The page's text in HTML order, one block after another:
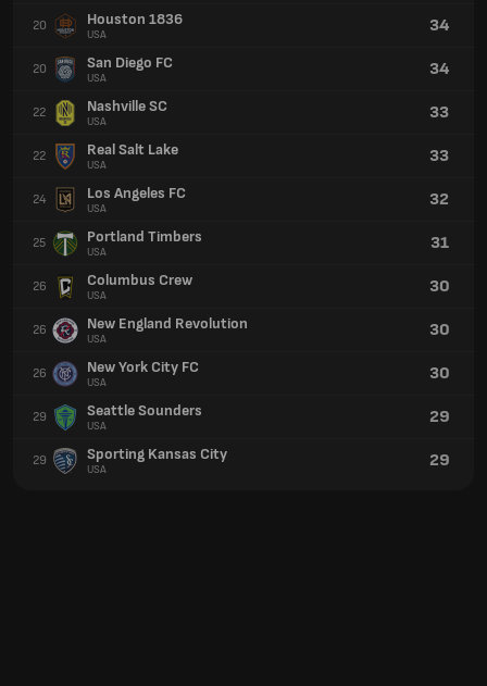
20 Houston 1836
USA 34
20 San Diego FC
USA 34
22 Nashville SC
USA 33
22 Real Salt Lake
USA 33
24 Los Angeles FC
USA 32
25 Portland Timbers
USA 31
26 Columbus Crew
USA 30
26 New England Revolution
USA 30
26 New York City FC
USA 30
29 Seattle Sounders
USA 29
29 Sporting Kansas City
USA 29